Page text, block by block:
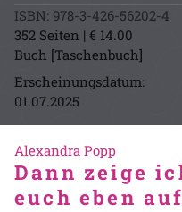
ISBN: 978-3-426-56202-4
352 Seiten | € 14.00
Buch [Taschenbuch]
Erscheinungsdatum:
01.07.2025
Alexandra Popp
Dann zeige
euch eben